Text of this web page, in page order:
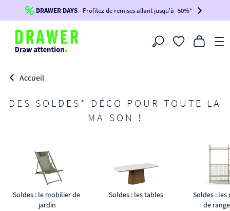
Jusqu'à-100€*sur votre commande !
BIKINI100
-voir conditions en bas de page-
DRAWER DAYS- Profitez de remises allant jusqu'à -50%*
Filtrer
Accueil
DES SOLDES* DÉCO POUR TOUTE LA
MAISON !
Soldes : le mobilier de
jardin
Soldes : les tables
Soldes :
de